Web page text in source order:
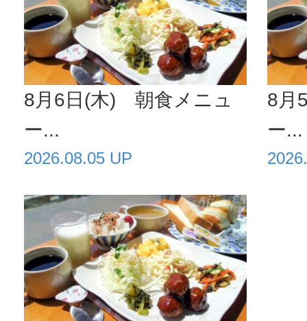
8月6日(木) 朝食メニュ
ー...
2026.08.05 UP
8月
ー...